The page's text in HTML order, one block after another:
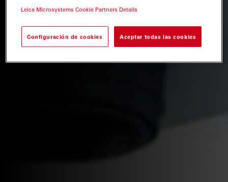
Leica Microsystems Cookie Partners Details
Configuración de cookies Aceptar todas las cookies